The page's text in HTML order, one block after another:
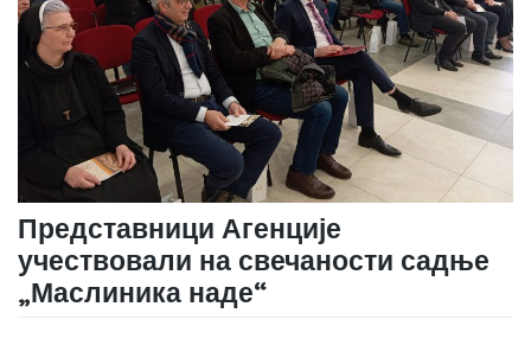
Представници Агенције
учествовали на свечаности садње
„Маслиника наде“